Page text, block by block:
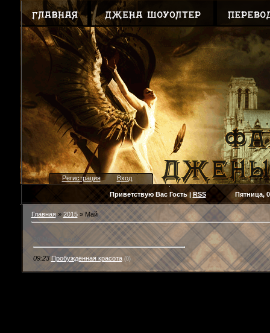
Регистрация Вход
Приветствую Вас Гость | RSSПятница,
Главная» 2015 » Май
09:23 Пробуждённая красота (0)